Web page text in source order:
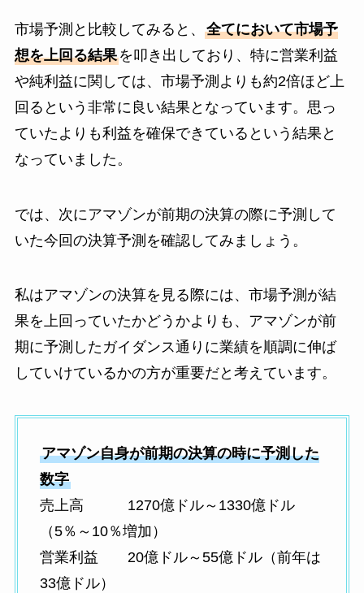
市場予測と比較してみると、 全てにおいて市場予
想を上回る結果を叩き出しており、特に営業利益
や純利益に関しては、市場予測よりも約2倍ほど上
回るという非常に良い結果となっています。思っ
ていたよりも利益を確保できているという結果と
なっていました。
では、次にアマゾンが前期の決算の際に予測して
いた今回の決算予測を確認してみましょう。
私はアマゾンの決算を見る際には、市場予測が結
果を上回っていたかどうかよりも、アマゾンが前
期に予測したガイダンス通りに業績を順調に伸ば
していけているかの方が重要だと考えています。
アマゾン自身が前期の決算の時に予測した
数字
売上高 1270億ドル～1330億ドル
（5％～10％増加）
営業利益 20億ドル～55億ドル（前年は
33億ドル）